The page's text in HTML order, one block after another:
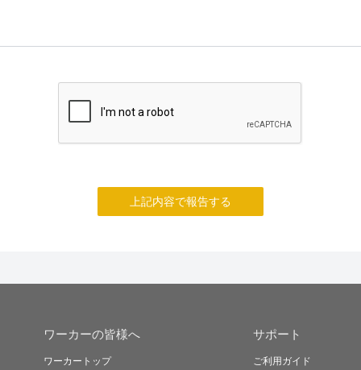
上記内容で報告する
ワーカーの皆様へ
ワーカートップ
サポート
ご利用ガイド